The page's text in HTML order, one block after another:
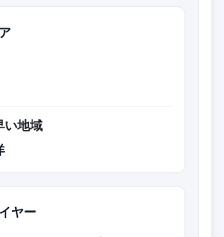
い地域
ヤー